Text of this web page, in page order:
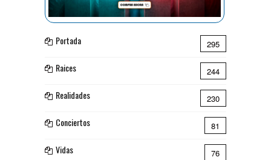
Portada 295
Raices 244
Realidades 230
Conciertos 81
Vidas 76